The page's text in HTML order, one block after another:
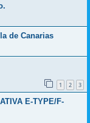
de Canarias
1 2 3
E-TYPE/F-